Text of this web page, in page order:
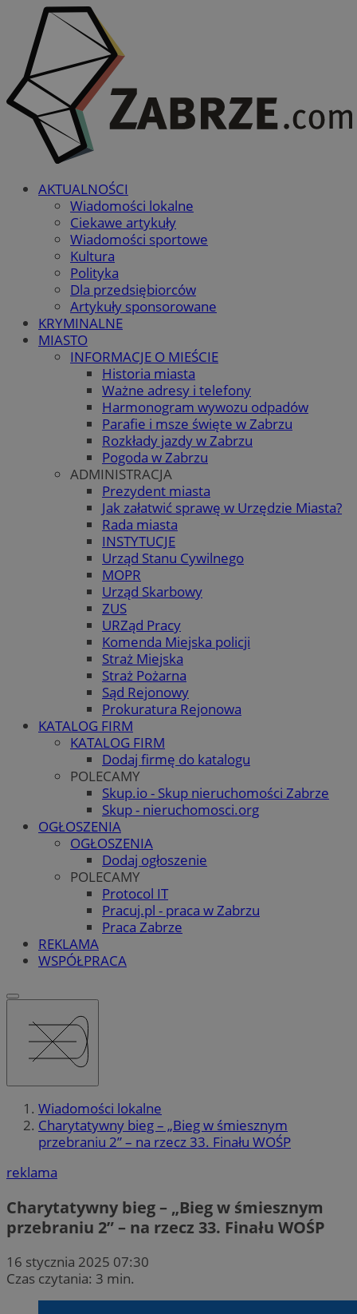
AKTUALNOŚCI
Wiadomości lokalne
Ciekawe artykuły
Wiadomości sportowe
Kultura
Polityka
Dla przedsiębiorców
Artykuły sponsorowane
KRYMINALNE
MIASTO
INFORMACJE O MIEŚCIE
Historia miasta
Ważne adresy i telefony
Harmonogram wywozu odpadów
Parafie i msze święte w Zabrzu
Rozkłady jazdy w Zabrzu
Pogoda w Zabrzu
ADMINISTRACJA
Prezydent miasta
Jak załatwić sprawę w Urzędzie Miasta?
Rada miasta
INSTYTUCJE
Urząd Stanu Cywilnego
MOPR
Urząd Skarbowy
ZUS
URZąd Pracy
Komenda Miejska policji
Straż Miejska
Straż Pożarna
Sąd Rejonowy
Prokuratura Rejonowa
KATALOG FIRM
KATALOG FIRM
Dodaj firmę do katalogu
POLECAMY
Skup.io - Skup nieruchomości Zabrze
Skup - nieruchomosci.org
OGŁOSZENIA
OGŁOSZENIA
Dodaj ogłoszenie
POLECAMY
Protocol IT
Pracuj.pl - praca w Zabrzu
Praca Zabrze
REKLAMA
WSPÓŁPRACA
Wiadomości lokalne
Charytatywny bieg – „Bieg w śmiesznym
przebraniu 2” – na rzecz 33. Finału WOŚP
reklama
Charytatywny bieg – „Bieg w śmiesznym
przebraniu 2” – na rzecz 33. Finału WOŚP
16 stycznia 2025 07:30
Czas czytania: 3 min.